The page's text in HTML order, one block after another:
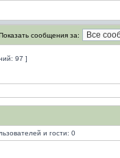
сообщения за:
97 ]
и гости: 0